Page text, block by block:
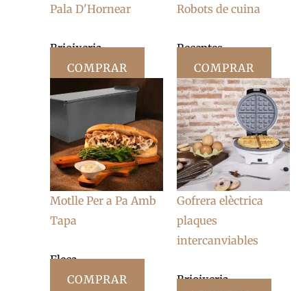
Pala D'Hornear
Brioixeria
COMPRAR
Robots de cuina
Receptes
COMPRAR
Motlle Per a Pa Amb
Tapa
Fleca
COMPRAR
Gofrera elèctrica
plaques
intercanviables
Brioixeria